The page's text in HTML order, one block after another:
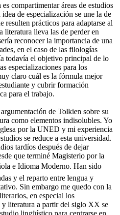
compartimentar áreas de estudios
de especialización se une la de
resulten prácticos para adaptarse al
literatura lleva las de perder en
reconocer la importancia de una
en el caso de las filologías
todavía el objetivo principal de lo
especializaciones para los
claro cuál es la fórmula mejor
y cubrir formación
para el trabajo.
de Tolkien sobre su
como elementos indisolubles. Yo
por la UNED y mi experiencia
se reduce a esta universidad.
tardíos después de dejar
que terminé Magisterio por la
e Idioma Moderno. Han sido
y el reparto entre lengua y
Sin embargo me quedo con la
en especial los
y literatura a partir del siglo XX se
lingüístico para centrarse en